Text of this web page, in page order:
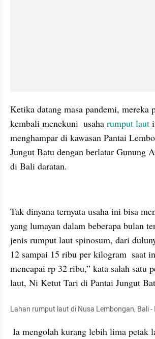
Ketika datang masa pandemi, mereka
kembali menekuni  usaha rumput laut
menghampar di kawasan Pantai
Jungut Batu dengan berlatar Gunung
di Bali daratan.
Tak dinyana ternyata usaha ini bisa
yang lumayan dalam beberapa bulan
jenis rumput laut spinosum, dari
12 sampai 15 ribu per kilogram  saat
mencapai rp 32 ribu,” kata salah satu
laut, Ni Ketut Tari di Pantai Jungut
Lahan rumput laut di Nusa Lembongan, Bali -